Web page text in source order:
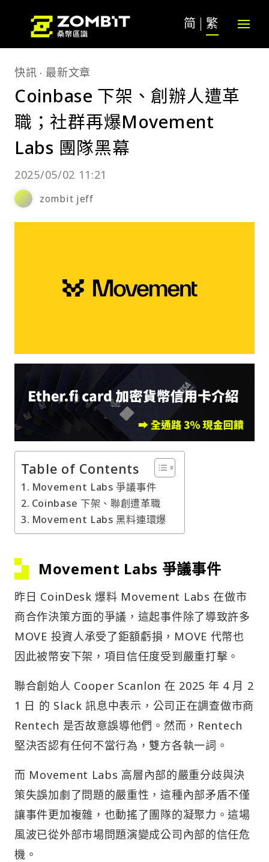
简 繁
快訊 最新文章
Coinbase 下架、創辦人遭革
職；社群再爆Movement
Labs 團隊黑幕
2025/05/02 11:21
zombit jeff
Table of Contents
Movement Labs 爭議事件
Coinbase 下架、聯創遭革職
Movement Labs 黑料連環爆
Movement Labs 爭議事件
昨日 CoinDesk 爆料 Movement Labs 在做市
商合作決策方面的爭議，這起事件除了導致許多
MOVE 投資人承受了鉅額虧損，MOVE 代幣也
因此被幣安下架，項目信任度受到嚴重打擊。
聯合創始人 Cooper Scanlon 在 2025 年 4 月 2
1 日 的 Slack 訊息中表示，公司正在調查做市商
Rentech 是否故意誤導他們。然而，Rentech
堅決否認有任何不當行為，雙方各執一詞。
而 Movement Labs 高層內部的嚴重分歧與決
策失誤加劇了問題的嚴重性，這種內部矛盾不僅
讓事件更加複雜，也動搖了團隊的凝聚力。這場
風波已從外部市場問題演變成公司內部的信任危
機。